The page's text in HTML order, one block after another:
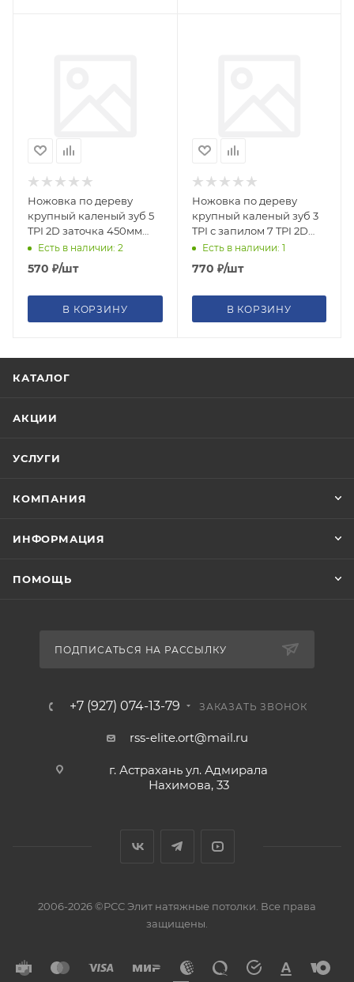
Ножовка по дереву
крупный каленый зуб 5
TPI 2D заточка 450мм
пластик прорезин ручка
Есть в наличии: 2
570 ₽/шт
В КОРЗИНУ
Ножовка по дереву
крупный каленый зуб 3
TPI с запилом 7 TPI 2D
заточка 500мм пластик
прорезин ручка
Есть в наличии: 1
770 ₽/шт
В КОРЗИНУ
КАТАЛОГ
АКЦИИ
УСЛУГИ
КОМПАНИЯ
ИНФОРМАЦИЯ
ПОМОЩЬ
ПОДПИСАТЬСЯ НА РАССЫЛКУ
+7 (927) 074-13-79 ЗАКАЗАТЬ ЗВОНОК
rss-elite.ort@mail.ru
г. Астрахань ул. Адмирала
Нахимова, 33
2006-2026 ©РСС Элит натяжные потолки. Все права
защищены.